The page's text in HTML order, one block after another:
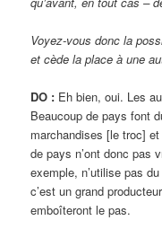
Voyez-vous donc la
et cède la place à une
DO : Eh bien, oui. Les
Beaucoup de pays font
marchandises [le troc]
de pays n’ont donc pas
exemple, n’utilise pas
c’est un grand
emboîteront le pas.